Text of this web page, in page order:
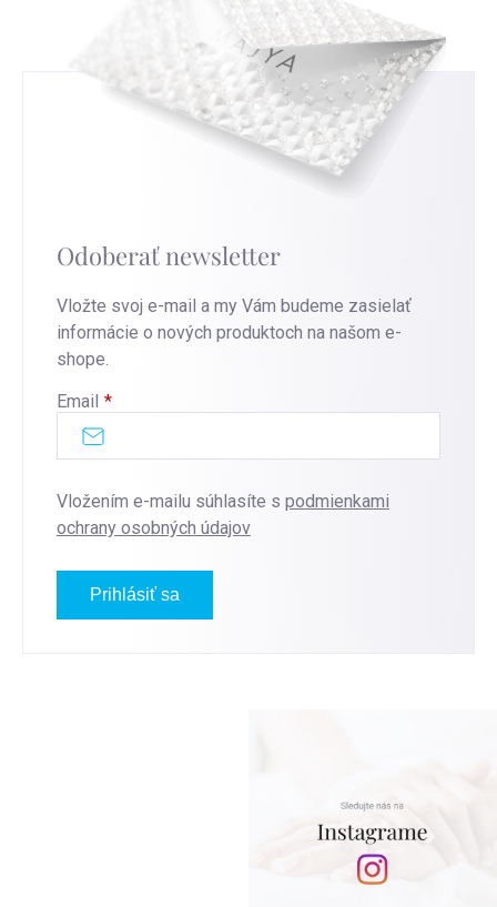
Odoberať newsletter
Vložte svoj e-mail a my Vám budeme zasielať
informácie o nových produktoch na našom e-
shope.
Email
Vložením e-mailu súhlasíte s podmienkami
ochrany osobných údajov
Prihlásiť sa